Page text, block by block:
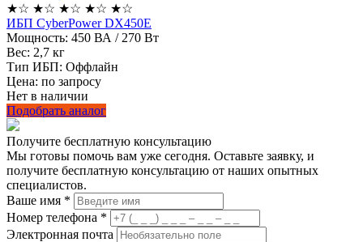
★☆ ★☆ ★☆ ★☆ ★☆
ИБП CyberPower DX450E
Мощность: 450 ВА / 270 Вт
Вес: 2,7 кг
Тип ИБП: Оффлайн
Цена: по запросу
Нет в наличии
Подобрать аналог
Получите бесплатную консультацию
Мы готовы помочь вам уже сегодня. Оставьте заявку, и
получите бесплатную консультацию от наших опытных
специалистов.
Ваше имя *
Номер телефона *
Электронная почта